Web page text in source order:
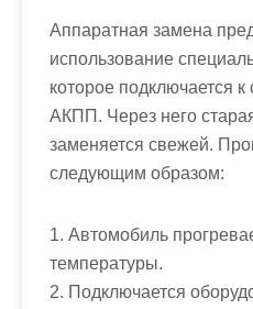
Аппаратная замена
использование
которое подключается
АКПП. Через него
заменяется свежей.
следующим образом:
1. Автомобиль
температуры.
2. Подключается